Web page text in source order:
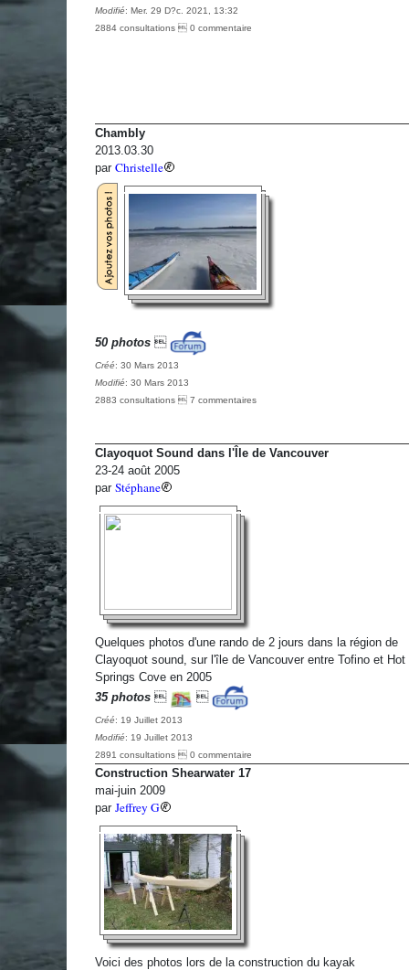
Modifié: Mer. 29 D?c. 2021, 13:32
2884 consultations  0 commentaire
Chambly
2013.03.30
par Christelle
50 photos
Créé: 30 Mars 2013
Modifié: 30 Mars 2013
2883 consultations  7 commentaires
Clayoquot Sound dans l'Île de Vancouver
23-24 août 2005
par Stéphane
Quelques photos d'une rando de 2 jours dans la région de
Clayoquot sound, sur l'île de Vancouver entre Tofino et Hot
Springs Cove en 2005
35 photos 
Créé: 19 Juillet 2013
Modifié: 19 Juillet 2013
2891 consultations  0 commentaire
Construction Shearwater 17
mai-juin 2009
par Jeffrey G
Voici des photos lors de la construction du kayak